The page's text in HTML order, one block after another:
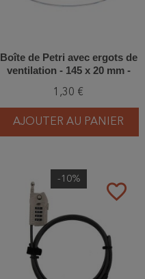
Boîte de Petri avec ergots de
ventilation - 145 x 20 mm -
1,30 €
AJOUTER AU PANIER
favorite_border
-10%